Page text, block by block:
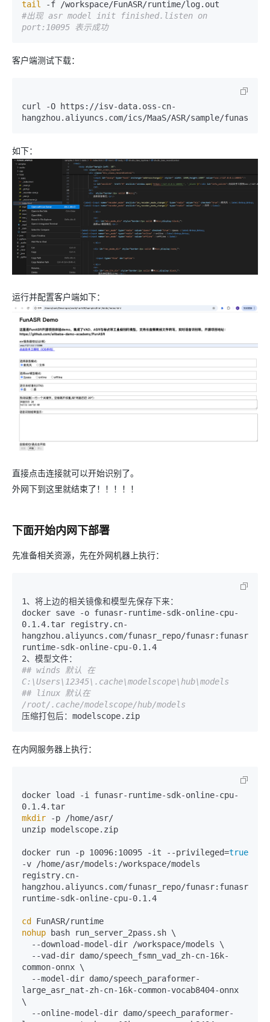
tail
#出现 asr model init finished.listen on
port:10095 表示成功
客户端测试下载：
curl -O https://isv-data.oss-cn-
如下：
运行并配置客户端如下：
直接点击连接就可以开始识别了。
外网下到这里就结束了！！！！！
下面开始内网下部署
先准备相关资源，先在外网机器上执行：
1、将上边的相关镜像和模型先保存下来：
docker save -o funasr-runtime-sdk-online-cpu-
0.1.4.tar registry.cn-
hangzhou.aliyuncs.com/funasr_repo/funasr:funasr-
runtime-sdk-online-cpu-0.1.4
## winds 默认 在
C:\Users\12345\.cache\modelscope\hub\models
## linux 默认在
/root/.cache/modelscope/hub/models
在内网服务器上执行：
docker load -i funasr-runtime-sdk-online-cpu-
mkdir -p /home/asr/
unzip modelscope.zip
docker run -p 10096:10095 -it --privileged=true
-v /home/asr/models:/workspace/models
registry.cn-
hangzhou.aliyuncs.com/funasr_repo/funasr:funasr-
runtime-sdk-online-cpu-0.1.4
cd
nohup bash run_server_2pass.sh \
common-onnx \
large_asr_nat-zh-cn-16k-common-vocab8404-onnx
\